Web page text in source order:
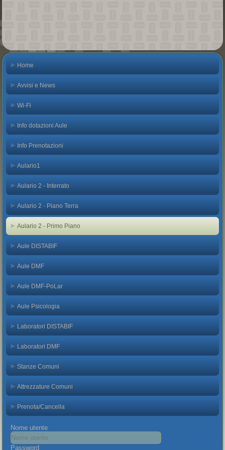
Home
Avvisi e News
Wi-Fi
Info dotazioni Aule
Info Prenotazioni
Aulario1
Aulario 2 - Interrato
Aulario 2 - Piano Terra
Aulario 2 - Primo Piano
Aule DISTABIF
Aule DMF
Aule DMF-PoLar
Aule Psicologia
Laboratori DISTABIF
Laboratori DMF
Stanze Comuni
Attrezzature Comuni
Prenota/Cancella
Nome utente
Password